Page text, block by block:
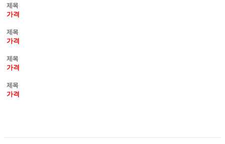
제목
가격
제목
가격
제목
가격
제목
가격